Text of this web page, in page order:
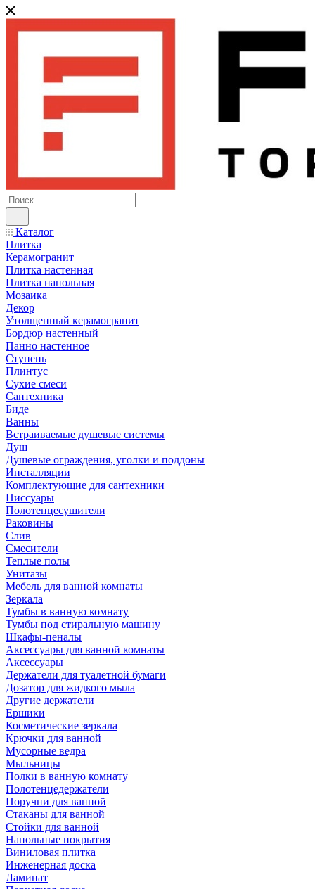
Каталог
Плитка
Керамогранит
Плитка настенная
Плитка напольная
Мозаика
Декор
Утолщенный керамогранит
Бордюр настенный
Панно настенное
Ступень
Плинтус
Сухие смеси
Сантехника
Биде
Ванны
Встраиваемые душевые системы
Душ
Душевые ограждения, уголки и поддоны
Инсталляции
Комплектующие для сантехники
Писсуары
Полотенцесушители
Раковины
Слив
Смесители
Теплые полы
Унитазы
Мебель для ванной комнаты
Зеркала
Тумбы в ванную комнату
Тумбы под стиральную машину
Шкафы-пеналы
Аксессуары для ванной комнаты
Аксессуары
Держатели для туалетной бумаги
Дозатор для жидкого мыла
Другие держатели
Ершики
Косметические зеркала
Крючки для ванной
Мусорные ведра
Мыльницы
Полки в ванную комнату
Полотенцедержатели
Поручни для ванной
Стаканы для ванной
Стойки для ванной
Напольные покрытия
Виниловая плитка
Инженерная доска
Ламинат